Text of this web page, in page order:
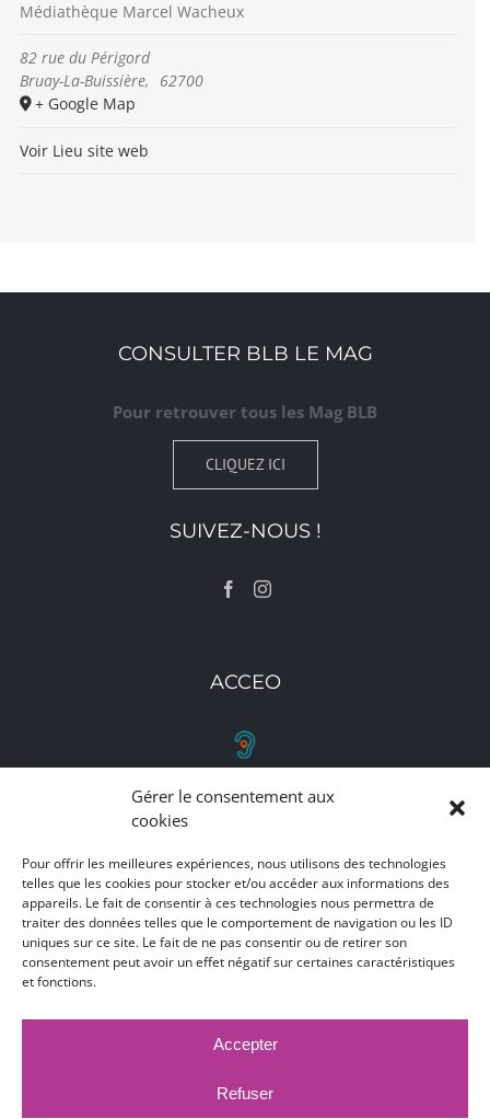
Gérer le consentement aux
cookies
Pour offrir les meilleures expériences, nous utilisons des technologies
telles que les cookies pour stocker et/ou accéder aux informations des
appareils. Le fait de consentir à ces technologies nous permettra de
traiter des données telles que le comportement de navigation ou les ID
uniques sur ce site. Le fait de ne pas consentir ou de retirer son
consentement peut avoir un effet négatif sur certaines caractéristiques
et fonctions.
Accepter
Refuser
Médiathèque Marcel Wacheux
82 rue du Périgord
Bruay-La-Buissière,
62700
+ Google Map
Voir Lieu site web
CONSULTER BLB LE MAG
Pour retrouver tous les Mag BLB
CLIQUEZ ICI
SUIVEZ-NOUS !
ACCEO
RETROUVEZ-NOUS
Toutes nos adresses, coordonnées et horaires
d'ouverture
CLIQUEZ ICI
PUBLICATIONS LÉGALES